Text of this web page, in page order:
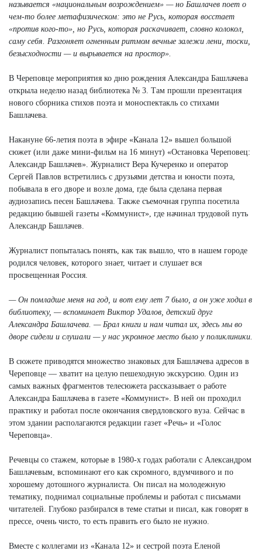
называется «национальным возрождением» — но Башлачев поет о
чем-то более метафизическом: это не Русь, которая восстает
«против кого-то», но Русь, которая раскачивает, словно колокол,
саму себя. Разгоняет огненным ритмом вечные залежи лени, тоски,
безысходности — и вырывается на простор».
В Череповце мероприятия ко дню рождения Александра Башлачева
открыла неделю назад библиотека № 3. Там прошли презентация
нового сборника стихов поэта и моноспектакль со стихами
Башлачева.
Накануне 66-летия поэта в эфире «Канала 12» вышел большой
сюжет (или даже мини-фильм на 16 минут) «Остановка Череповец:
Александр Башлачев». Журналист Вера Кучеренко и оператор
Сергей Павлов встретились с друзьями детства и юности поэта,
побывала в его дворе и возле дома, где была сделана первая
аудиозапись песен Башлачева. Также съемочная группа посетила
редакцию бывшей газеты «Коммунист», где начинал трудовой путь
Александр Башлачев.
Журналист попыталась понять, как так вышло, что в нашем городе
родился человек, которого знает, читает и слушает вся
просвещенная Россия.
— Он помладше меня на год, и вот ему лет 7 было, а он уже ходил в
библиотеку, — вспоминает Виктор Удалов, детский друг
Александра Башлачева. — Брал книги и нам читал их, здесь мы во
дворе сидели и слушали — у нас укромное место было у поликлиники.
В сюжете приводятся множество знаковых для Башлачева адресов в
Череповце — хватит на целую пешеходную экскурсию. Один из
самых важных фрагментов телесюжета рассказывает о работе
Александра Башлачева в газете «Коммунист». В ней он проходил
практику и работал после окончания свердловского вуза. Сейчас в
этом здании располагаются редакции газет «Речь» и «Голос
Череповца».
Речевцы со стажем, которые в 1980-х годах работали с Александром
Башлачевым, вспоминают его как скромного, вдумчивого и по
хорошему дотошного журналиста. Он писал на молодежную
тематику, поднимал социальные проблемы и работал с письмами
читателей. Глубоко разбирался в теме статьи и писал, как говорят в
прессе, очень чисто, то есть править его было не нужно.
Вместе с коллегами из «Канала 12» и сестрой поэта Еленой